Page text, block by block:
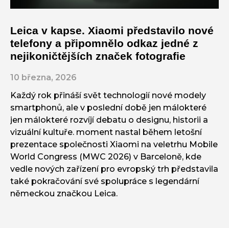
Leica v kapse. Xiaomi představilo nové
telefony a připomnělo odkaz jedné z
nejikoničtějších značek fotografie
10 března, 2026
Každý rok přináší svět technologií nové modely
smartphonů, ale v poslední době jen málokteré
jen málokteré rozvíjí debatu o designu, historii a
vizuální kultuře. moment nastal během letošní
prezentace společnosti Xiaomi na veletrhu Mobile
World Congress (MWC 2026) v Barceloně, kde
vedle nových zařízení pro evropský trh představila
také pokračování své spolupráce s legendární
německou značkou Leica.